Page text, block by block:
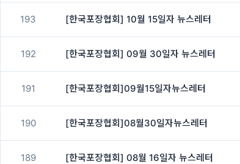
193 [한국포장협회] 10월 15일자 뉴스레터
192 [한국포장협회] 09월 30일자 뉴스레터
191 [한국포장협회]09월15일자뉴스레터
190 [한국포장협회]08월30일자뉴스레터
189 [한국포장협회] 08월 16일자 뉴스레터